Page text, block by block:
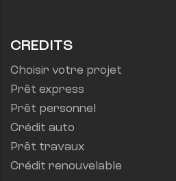
CREDITS
Choisir votre projet
Prêt express
Prêt personnel
Crédit auto
Prêt travaux
Crédit renouvelable